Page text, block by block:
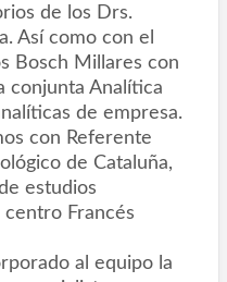
de los Drs.
Así como con el
Bosch Millares con
conjunta Analítica
de empresa.
con Referente
de Cataluña,
estudios
Francés
al equipo la